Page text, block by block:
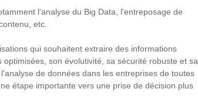
l'analyse du Big Data, l'entreposage de
etc.
qui souhaitent extraire des informations
son évolutivité, sa sécurité robuste et sa
de données dans les entreprises de toutes
étape importante vers une prise de décision plus